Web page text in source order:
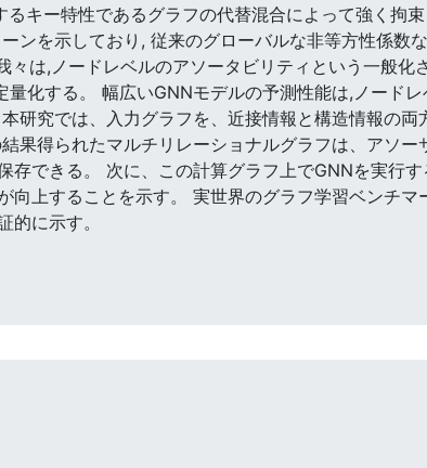
キー特性であるグラフの代替混合によって強く拘
ンを示しており, 従来のグローバルな非等方性係数
は,ノードレベルのアソータビリティという一般化
化する。 幅広いGNNモデルの予測性能は,ノードレ
研究では、入力グラフを、近接情報と構造情報の両
果得られたマルチリレーショナルグラフは、アソー
できる。 次に、この計算グラフ上でGNNを実行す
上することを示す。 実世界のグラフ学習ベンチマ
に示す。